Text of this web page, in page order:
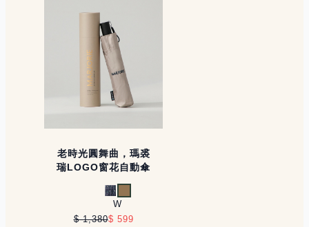
老時光圓舞曲，瑪裘
瑞LOGO窗花自動傘
印花藍印花卡
W
$ 1,380$ 599